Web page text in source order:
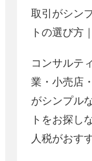
取引がシン
トの選び方
コンサルテ
業・小売店
がシンプル
トをお探し
人税がおす